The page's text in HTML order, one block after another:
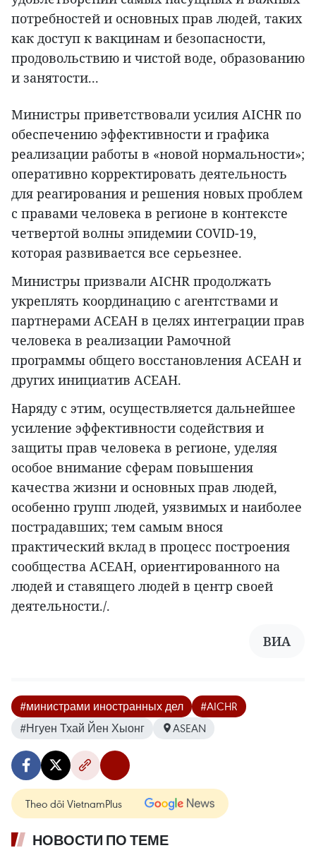
потребностей и основных прав людей, таких
как доступ к вакцинам и безопасности,
продовольствию и чистой воде, образованию
и занятости...
Министры приветствовали усилия AICHR по
обеспечению эффективности и графика
реализации работы в «новой нормальности»;
оперативно корректировать деятельность
для реагирования и решения новых проблем
с правами человека в регионе в контексте
четвертой волны эпидемии COVID-19,
которая развивается все серьезнее.
Министры призвали AICHR продолжать
укреплять координацию с агентствами и
партнерами АСЕАН в целях интеграции прав
человека в реализации Рамочной
программы общего восстановления АСЕАН и
других инициатив АСЕАН.
Наряду с этим, осуществляется дальнейшее
усиление эффективности содействия и
защиты прав человека в регионе, уделяя
особое внимание сферам повышения
качества жизни и основных прав людей,
особенно групп людей, уязвимых и наиболее
пострадавших; тем самым внося
практический вклад в процесс построения
сообщества АСЕАН, ориентированного на
людей и ставящего людей в центр своей
деятельности./.
ВИА
#министрами иностранных дел
#AICHR
#Нгуен Тхай Йен Хыонг
ASEAN
Theo dõi VietnamPlus
НОВОСТИ ПО ТЕМЕ